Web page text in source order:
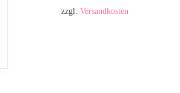
zzgl.Versandkosten